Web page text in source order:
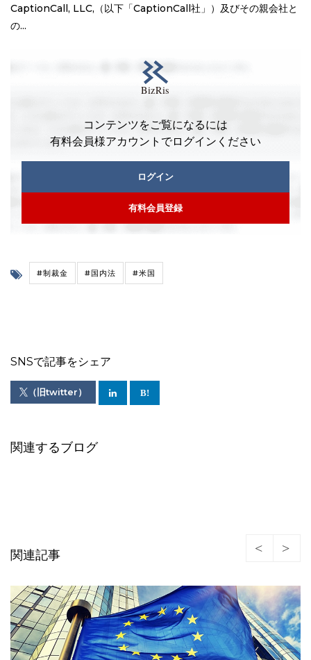
CaptionCall, LLC,（以下「CaptionCall社」）及びその親会社と
の...
コンテンツをご覧になるには
有料会員様アカウントでログインください
ログイン
有料会員登録
#制裁金 #国内法 #米国
SNSで記事をシェア
（旧twitter）
関連するブログ
関連記事